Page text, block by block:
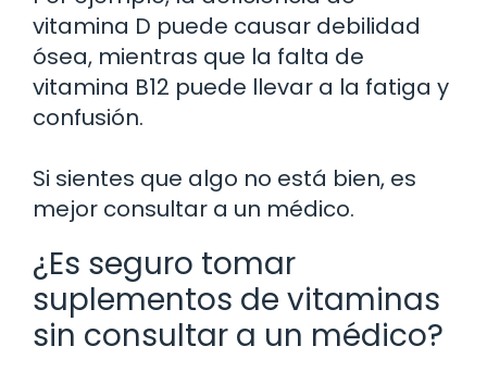
vitamina D puede causar debilidad
ósea, mientras que la falta de
vitamina B12 puede llevar a la fatiga y
confusión.
Si sientes que algo no está bien, es
mejor consultar a un médico.
¿Es seguro tomar
suplementos de vitaminas
sin consultar a un médico?